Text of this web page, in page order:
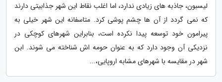
لیسبون، جاذبه های زیادی ندارد، اما اغلب نقاط این شهر جذابیتی دارند
که نمی گردد از آن ها چشم پوشی کرد. متاسفانه این شهر خیلی به
پیرامون خود توسعه پیدا نکرده است، بنابراین شهرهای کوچکی در
نزدیکی آن وجود دارد که به عنوان حومه اش شناخته می شوند. ابن
شهر در مقایسه با شهرهای مشابه اروپایی،...